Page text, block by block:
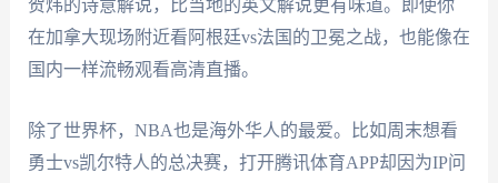
贺炜的诗意解说，比当地的英文解说更有味道。即使你
在加拿大现场附近看阿根廷vs法国的卫冕之战，也能像在
国内一样流畅观看高清直播。
除了世界杯，NBA也是海外华人的最爱。比如周末想看
勇士vs凯尔特人的总决赛，打开腾讯体育APP却因为IP问